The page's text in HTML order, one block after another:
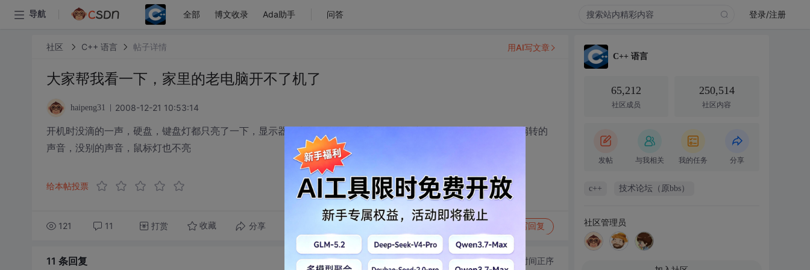
导航 全部 博文收录 Ada助手 问答 登录/注册
社区 C++ 语言 帖子详情
大家帮我看一下，家里的老电脑开不了机了
haipeng31 2008-12-21 10:53:14
开机时没滴的一声，硬盘，键盘灯都只亮了一下，显示器一直显示无信号输入，然后一直停在那不动了，只有风扇转的
声音，没别的声音，鼠标灯也不亮
给本帖投票
121 11 打赏 收藏 分享 写回复
用AI写文章
11 条回复 切换为时间正序
C++ 语言
65,212
社区成员
250,514
社区内容
发帖 与我相关 我的任务 分享
c++ 技术论坛（原bbs）
社区管理员